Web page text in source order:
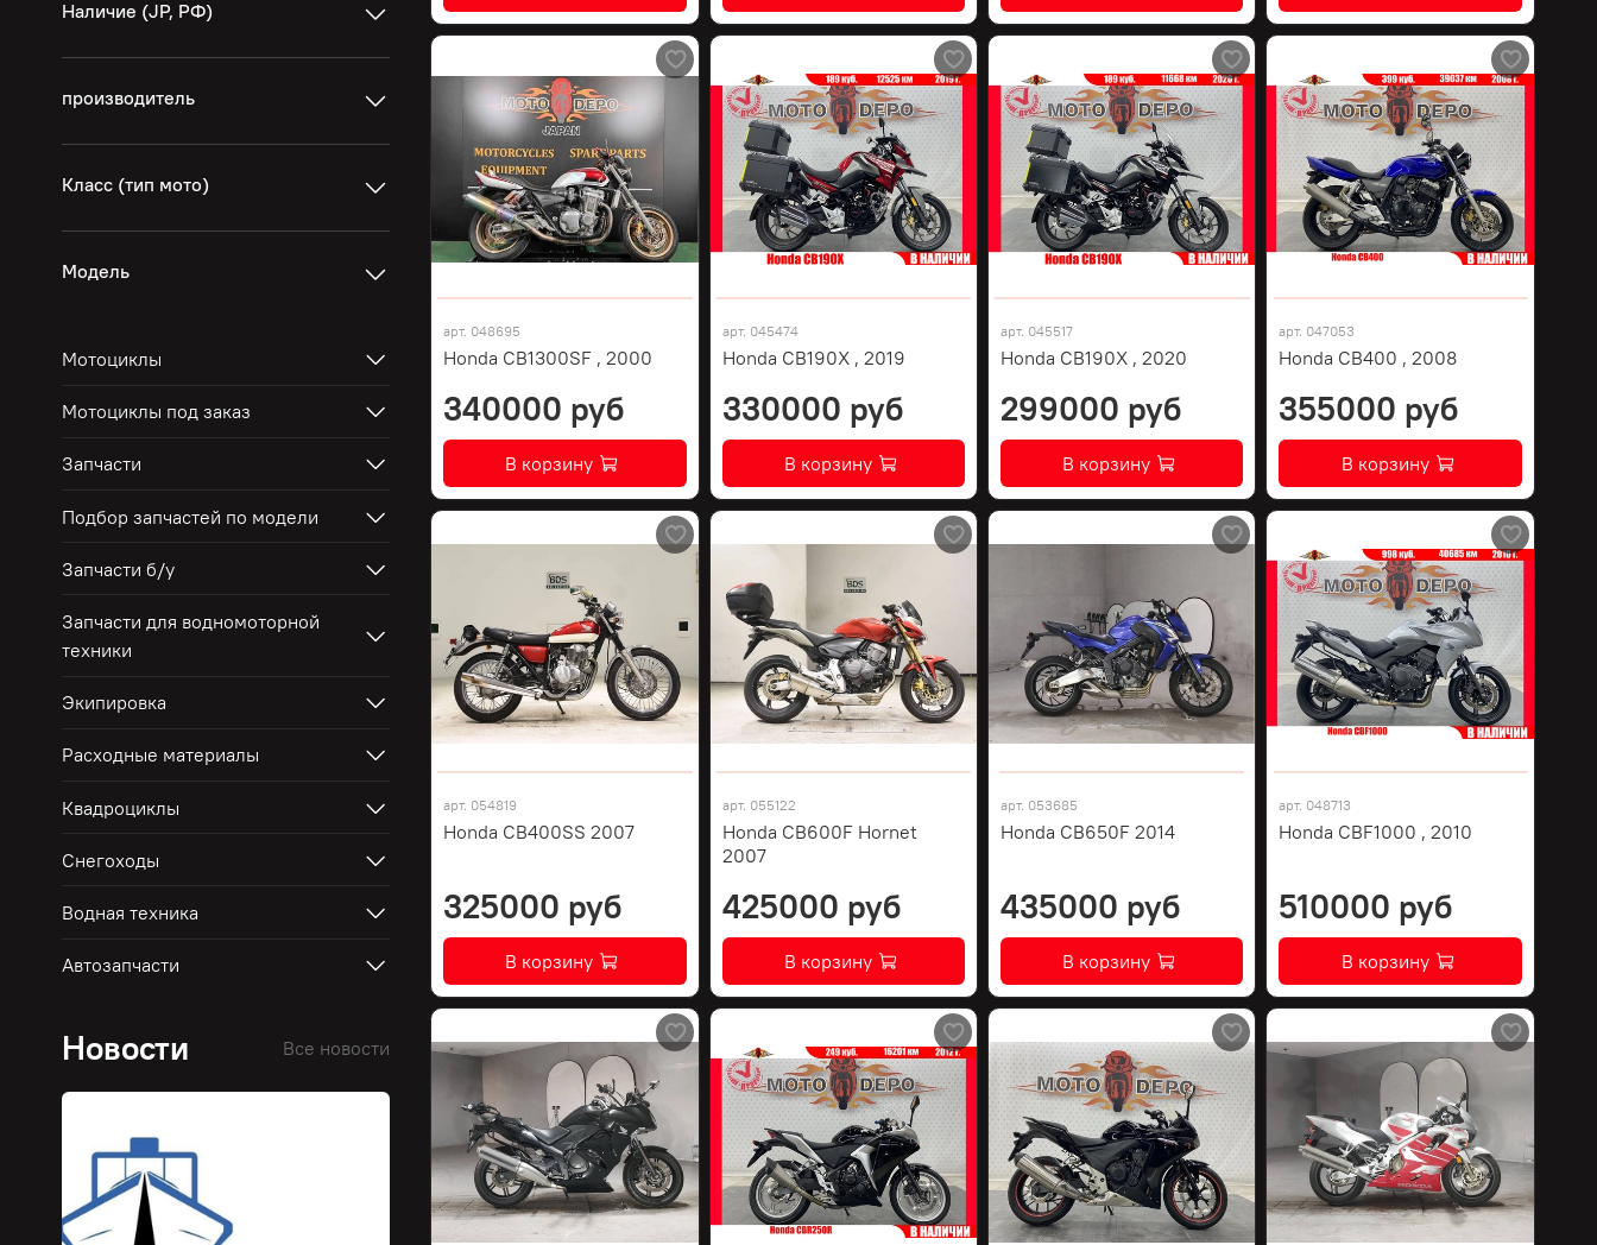
арт. 048695
Honda CB1300SF , 2000
340000 руб
В корзину
арт. 045474
Honda CB190X , 2019
330000 руб
В корзину
арт. 045517
Honda CB190X , 2020
299000 руб
В корзину
арт. 047053
Honda CB400 , 2008
355000 руб
В корзину
арт. 054819
Honda CB400SS 2007
325000 руб
В корзину
арт. 055122
Honda CB600F Hornet
2007
425000 руб
В корзину
арт. 053685
Honda CB650F 2014
435000 руб
В корзину
арт. 048713
Honda CBF1000 , 2010
510000 руб
В корзину
Наличие (JP, РФ)
производитель
Класс (тип мото)
Модель
Мотоциклы
Мотоциклы под заказ
Запчасти
Подбор запчастей по модели
Запчасти б/у
Запчасти для водномоторной
техники
Экипировка
Расходные материалы
Квадроциклы
Снегоходы
Водная техника
Автозапчасти
Новости Все новости